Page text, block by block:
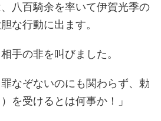
八百騎余を率いて伊賀光季の
な行動に出ます。
手の非を叫びました。
罪なぞないのにも関わらず、勅
を受けるとは何事か！」